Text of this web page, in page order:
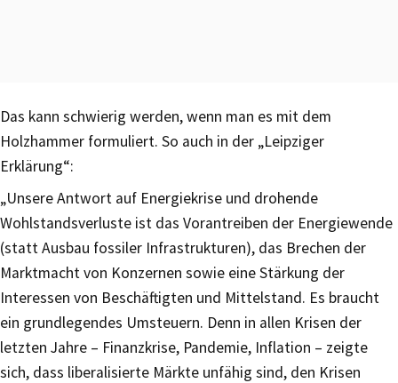
Das kann schwierig werden, wenn man es mit dem
Holzhammer formuliert. So auch in der „Leipziger
Erklärung“:
„Unsere Antwort auf Energiekrise und drohende
Wohlstandsverluste ist das Vorantreiben der Energiewende
(statt Ausbau fossiler Infrastrukturen), das Brechen der
Marktmacht von Konzernen sowie eine Stärkung der
Interessen von Beschäftigten und Mittelstand. Es braucht
ein grundlegendes Umsteuern. Denn in allen Krisen der
letzten Jahre – Finanzkrise, Pandemie, Inflation – zeigte
sich, dass liberalisierte Märkte unfähig sind, den Krisen